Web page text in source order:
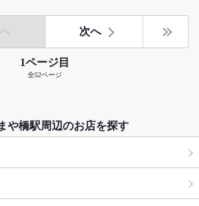
次へ
1ページ目
全52ページ
や橋駅周辺のお店を探す